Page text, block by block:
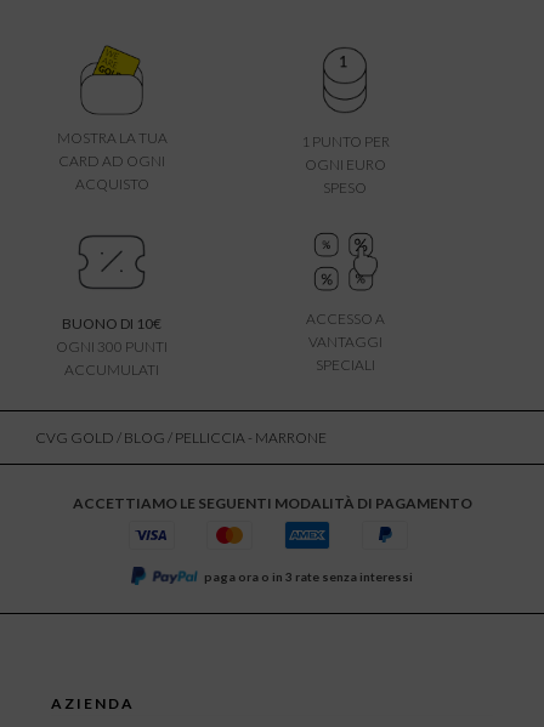
MOSTRA LA TUA
CARD AD OGNI
ACQUISTO
1 PUNTO PER
OGNI EURO
SPESO
BUONO DI 10€
OGNI 300 PUNTI
ACCUMULATI
ACCESSO A
VANTAGGI
SPECIALI
CVG GOLD / BLOG / PELLICCIA - MARRONE
ACCETTIAMO LE SEGUENTI MODALITÀ DI PAGAMENTO
paga ora o in 3 rate senza interessi
AZIENDA